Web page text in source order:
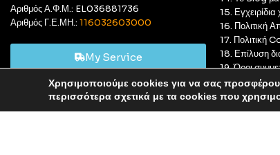
Αυτό είναι ένα δοκιμαστικό κατάστημα για
Αριθμός Α.Φ.Μ.: EL036881736
Αριθμός Γ.Ε.ΜΗ.: 116032603000
My Service
15.
16. Πολιτική
17. Πολιτική
18. Επίλυση
19. Όροι
20. GDPR
© Most Media 2011 - 2025, All rights reserved
Χρησιμοποιούμε cookies για να σας
περισσότερα σχετικά με τα cookies που